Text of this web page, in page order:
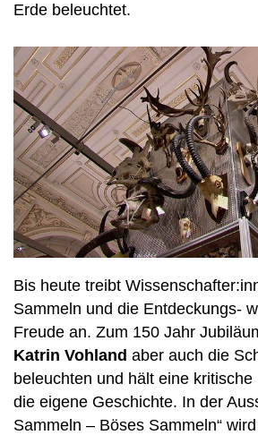
Erde beleuchtet.
Bis heute treibt
Sammeln und die Entdeckungs-
Freude an. Zum 150 Jahr
Katrin Vohland aber auch die
beleuchten und hält eine
die eigene Geschichte. In der
Sammeln – Böses Sammeln“